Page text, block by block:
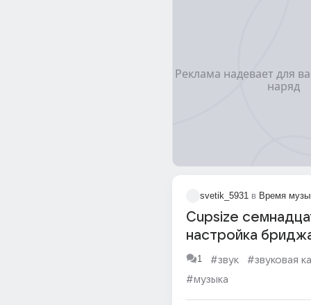
svetik_5931 в Время
Cupsize
настройка
1 #звук
#звуковая
#музыка
#музыкальный